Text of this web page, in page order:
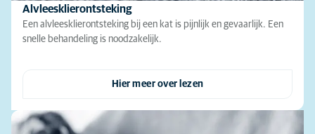
Alvleesklierontsteking
Een alvleesklierontsteking bij een kat is pijnlijk en gevaarlijk. Een
snelle behandeling is noodzakelijk.
Hier meer over lezen